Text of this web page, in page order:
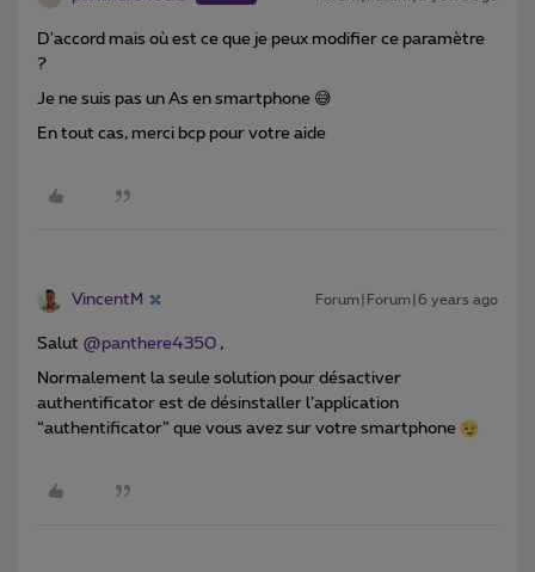
D'accord mais où est ce que je peux modifier ce paramètre
?
Je ne suis pas un As en smartphone 😅
En tout cas, merci bcp pour votre aide
VincentM Forum|Forum|6 years ago
Salut @panthere4350 ,
Normalement la seule solution pour désactiver
authentificator est de désinstaller l’application
“authentificator” que vous avez sur votre smartphone